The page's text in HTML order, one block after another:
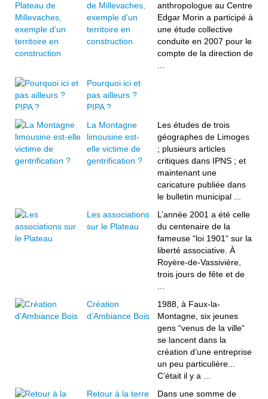
de Millevaches,
exemple d’un
territoire en
construction
anthropologue au Centre
Edgar Morin a participé à
une étude collective
conduite en 2007 pour le
compte de la direction de
Pourquoi ici et
pas ailleurs ?
PIPA ?
La Montagne
limousine est-
elle victime de
gentrification ?
Les études de trois
géographes de Limoges
; plusieurs articles
critiques dans IPNS ; et
maintenant une
caricature publiée dans
le bulletin municipal ...
Les associations
sur le Plateau
L’année 2001 a été celle
du centenaire de la
fameuse “loi 1901“ sur la
liberté associative. À
Royère-de-Vassivière,
trois jours de fête et de
Création
d’Ambiance Bois
1988, à Faux-la-
Montagne, six jeunes
gens “venus de la ville“
se lancent dans la
création d’une entreprise
un peu particulière...
C’était il y a ...
Retour à la terre
Dans une somme de